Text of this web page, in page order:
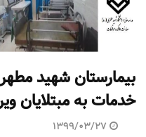
بیمارستان شهید
خدمات به مبتلایان
1399/03/27